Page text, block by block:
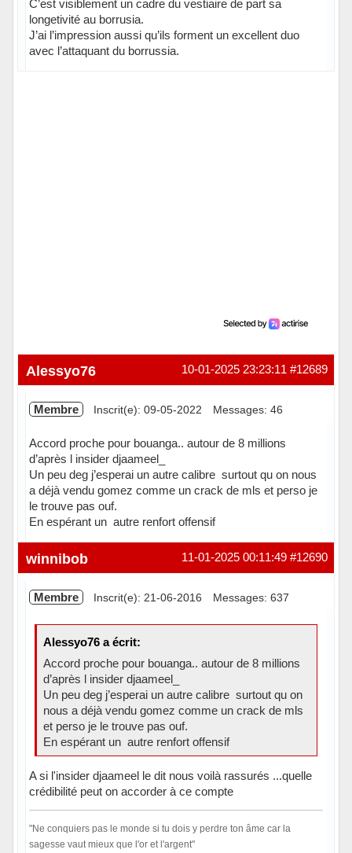
C’est visiblement un cadre du vestiaire de part sa
longetivité au borrusia.
J’ai l’impression aussi qu’ils forment un excellent duo
avec l’attaquant du borrussia.
#12689
10-01-2025 23:23:11
Alessyo76
Membre Inscrit(e): 09-05-2022 Messages: 46
Accord proche pour bouanga.. autour de 8 millions
d’après l insider djaameel_
Un peu deg j’esperai un autre calibre surtout qu on nous
a déjà vendu gomez comme un crack de mls et perso je
le trouve pas ouf.
En espérant un autre renfort offensif
Hors ligne #12690
11-01-2025 00:11:49
winnibob
Membre Inscrit(e): 21-06-2016 Messages: 637
Alessyo76 a écrit:
Accord proche pour bouanga.. autour de 8 millions
d’après l insider djaameel_
Un peu deg j’esperai un autre calibre surtout qu on
nous a déjà vendu gomez comme un crack de mls
et perso je le trouve pas ouf.
En espérant un autre renfort offensif
A si l'insider djaameel le dit nous voilà rassurés ...quelle
crédibilité peut on accorder à ce compte
"Ne conquiers pas le monde si tu dois y perdre ton âme car la
sagesse vaut mieux que l'or et l'argent"